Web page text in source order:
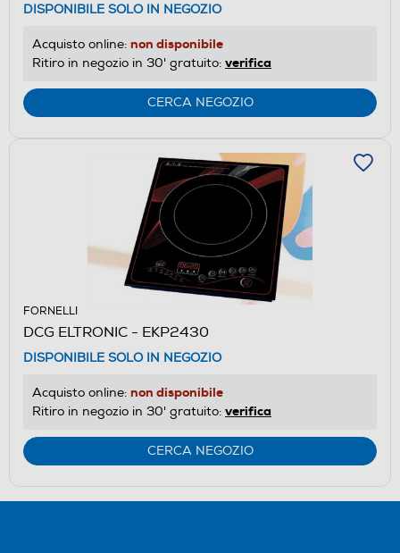
DISPONIBILE SOLO IN NEGOZIO
Acquisto online: non disponibile
Ritiro in negozio in 30' gratuito: verifica
CERCA NEGOZIO
FORNELLI
DCG ELTRONIC - EKP2430
DISPONIBILE SOLO IN NEGOZIO
Acquisto online: non disponibile
Ritiro in negozio in 30' gratuito: verifica
CERCA NEGOZIO